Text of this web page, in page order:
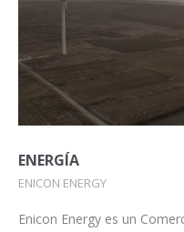
ENERGÍA
ENICON ENERGY
Enicon Energy es un